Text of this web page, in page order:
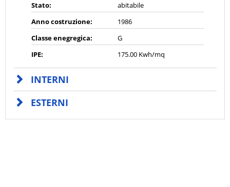
Stato:
abitabile
Anno costruzione:
1986
Classe enegregica:
G
IPE:
175.00 Kwh/mq
INTERNI
ESTERNI